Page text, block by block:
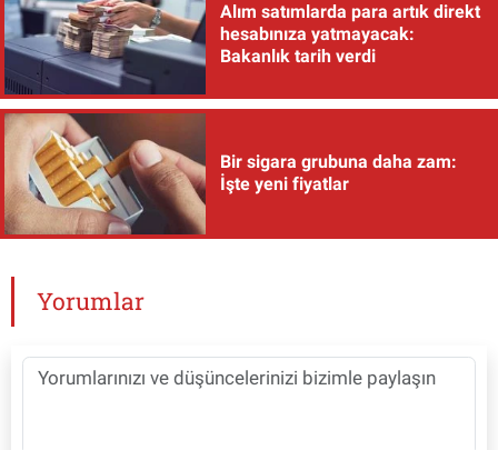
Alım satımlarda para artık direkt
hesabınıza yatmayacak:
Bakanlık tarih verdi
Bir sigara grubuna daha zam:
İşte yeni fiyatlar
Yorumlar